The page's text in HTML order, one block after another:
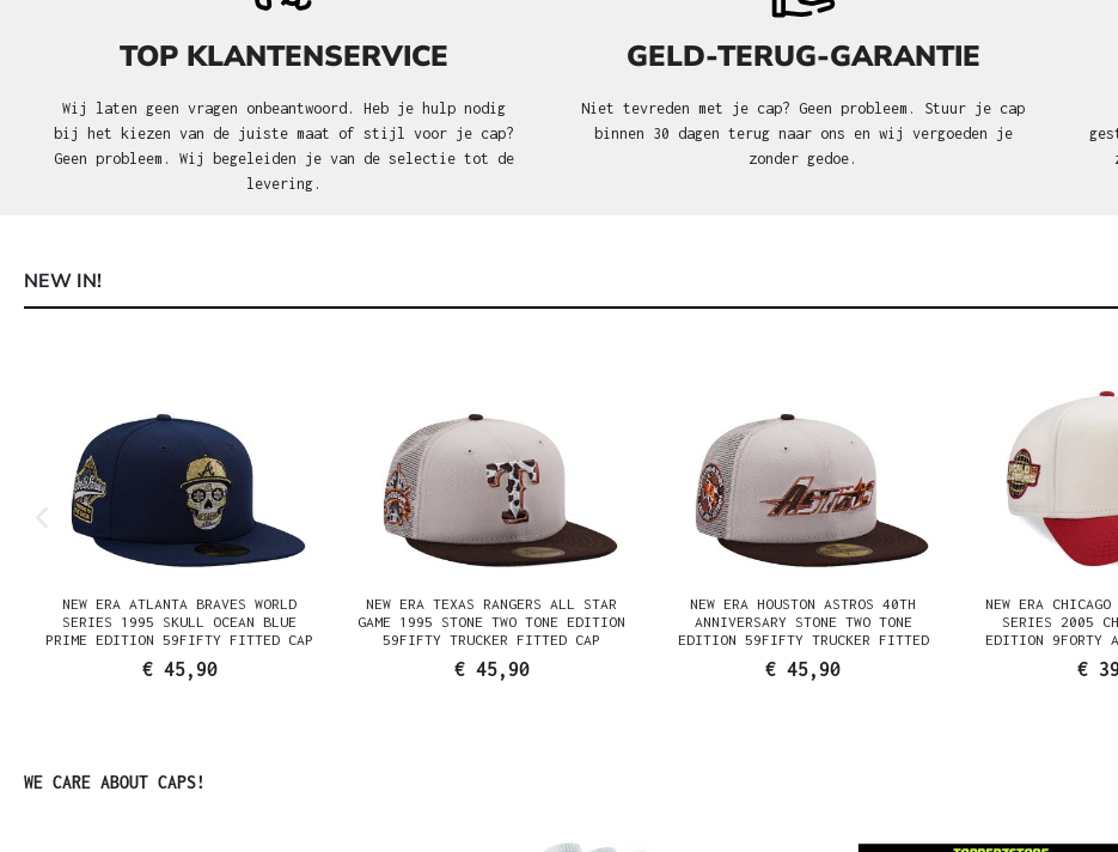
TOP KLANTENSERVICE
Wij laten geen vragen onbeantwoord. Heb je hulp nodig
bij het kiezen van de juiste maat of stijl voor je cap?
Geen probleem. Wij begeleiden je van de selectie tot de
levering.
GELD-TERUG-GARANTIE
Niet tevreden met je cap? Geen probleem. Stuur je cap
binnen 30 dagen terug naar ons en wij vergoeden je
zonder gedoe.
NEW IN!
NEW ERA ATLANTA BRAVES WORLD
SERIES 1995 SKULL OCEAN BLUE
PRIME EDITION 59FIFTY FITTED CAP
€ 45,90
NEW ERA TEXAS RANGERS ALL STAR
GAME 1995 STONE TWO TONE EDITION
59FIFTY TRUCKER FITTED CAP
€ 45,90
NEW ERA HOUSTON ASTROS 40TH
ANNIVERSARY STONE TWO TONE
EDITION 59FIFTY TRUCKER FITTED
CAP
€ 45,90
NEW ERA
SERIES 2005
EDITION 9FORTY
CAP
€
Productgalerij overslaan
WE CARE ABOUT CAPS!